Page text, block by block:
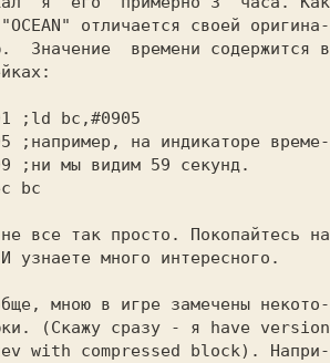
"OCEAN" отличается своей оригина-
Значение  времени содержится в
;ld bc,#0905
;например, на индикаторе време-
;ни мы видим 59 секунд.
bc
узнаете много интересного.
(Скажу сразу - я have version
with compressed block). Напри-